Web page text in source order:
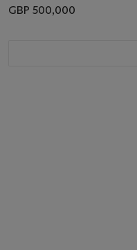
GBP 500,000